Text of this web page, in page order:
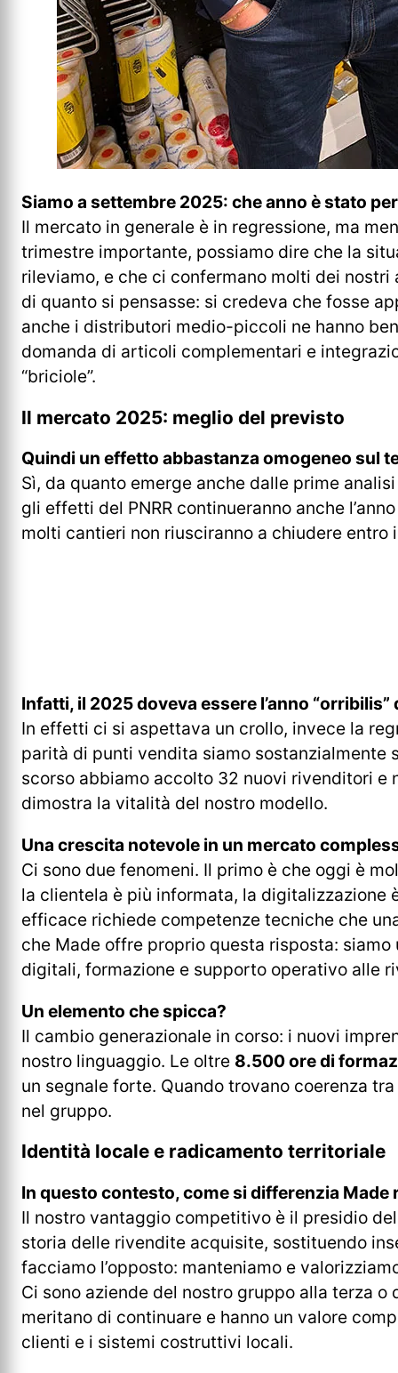
Siamo a settembre 2025: che anno è stato
Il mercato in generale è in regressione, ma
trimestre importante, possiamo dire che la
rileviamo, e che ci confermano molti dei
di quanto si pensasse: si credeva che fosse
anche i distributori medio-piccoli ne hanno
domanda di articoli complementari e
“briciole”.
Il mercato 2025: meglio del previsto
Quindi un effetto abbastanza omogeneo sul
Sì, da quanto emerge anche dalle prime
gli effetti del PNRR continueranno anche
molti cantieri non riusciranno a chiudere entro
Infatti, il 2025 doveva essere l’anno
In effetti ci si aspettava un crollo, invece la
parità di punti vendita siamo sostanzialmente
scorso abbiamo accolto 32 nuovi rivenditori
dimostra la vitalità del nostro modello.
Una crescita notevole in un mercato
Ci sono due fenomeni. Il primo è che oggi è
la clientela è più informata, la
efficace richiede competenze tecniche che
che Made offre proprio questa risposta:
digitali, formazione e supporto operativo alle
Un elemento che spicca?
Il cambio generazionale in corso: i nuovi
nostro linguaggio. Le oltre 8.500 ore di
un segnale forte. Quando trovano coerenza
nel gruppo.
Identità locale e radicamento territoriale
In questo contesto, come si differenzia
Il nostro vantaggio competitivo è il presidio
storia delle rivendite acquisite, sostituendo
facciamo l’opposto: manteniamo e
Ci sono aziende del nostro gruppo alla terza
meritano di continuare e hanno un valore
clienti e i sistemi costruttivi locali.